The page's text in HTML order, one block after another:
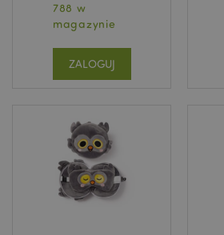
788 w
magazynie
ZALOGUJ